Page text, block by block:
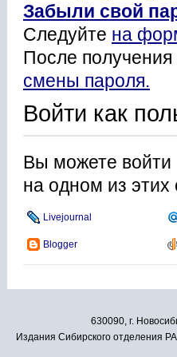
Забыли свой
Следуйте на
После
смены пароля.
Войти как
Вы можете войти
на одном из этих
Livejournal
Blogger
630090, г.
Издания Сибирского отделения